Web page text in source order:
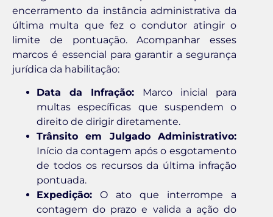
encerramento da instância administrativa da
última multa que fez o condutor atingir o
limite de pontuação. Acompanhar esses
marcos é essencial para garantir a segurança
jurídica da habilitação:
Data da Infração: Marco inicial para
multas específicas que suspendem o
direito de dirigir diretamente.
Trânsito em Julgado Administrativo:
Início da contagem após o esgotamento
de todos os recursos da última infração
pontuada.
Expedição: O ato que interrompe a
contagem do prazo e valida a ação do